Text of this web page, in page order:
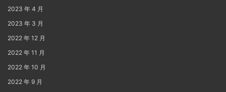
2023 年 4 月
2023 年 3 月
2022 年 12 月
2022 年 11 月
2022 年 10 月
2022 年 9 月